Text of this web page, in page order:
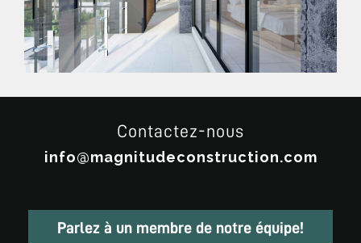
Contactez-nous
info@magnitudeconstruction.com
Parlez à un membre de notre équipe!